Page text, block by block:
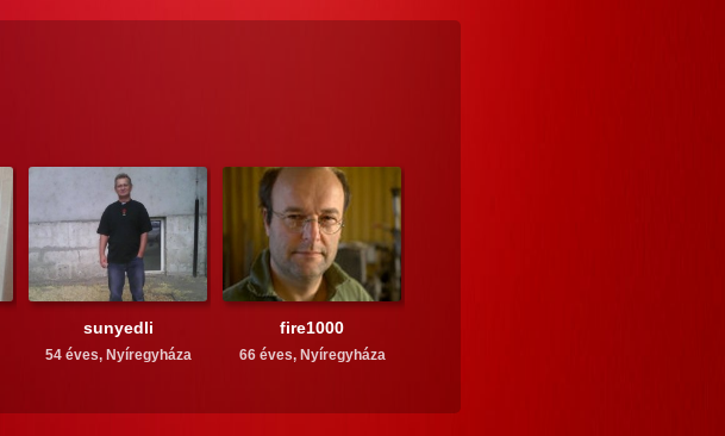
sunyedli
54 éves, Nyíregyháza
fire1000
66 éves, Nyíregyháza